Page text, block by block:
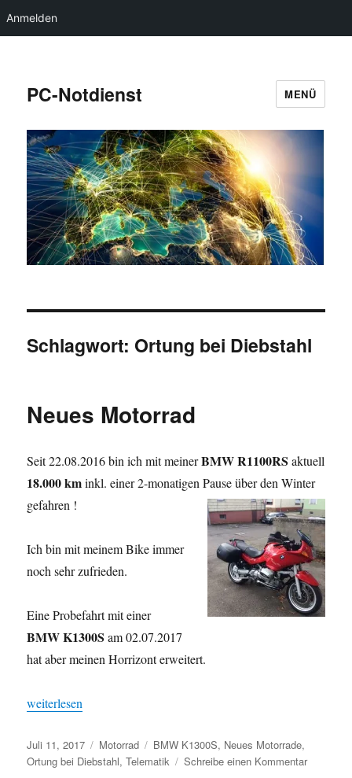
Anmelden
PC-Notdienst MENÜ
Schlagwort: Ortung bei Diebstahl
Neues Motorrad
Seit 22.08.2016 bin ich mit meinerBMW R1100RS aktuell
18.000 kminkl. einer 2-monatigen Pause über den Winter
gefahren !
Ich bin mit meinem Bike immer
noch sehr zufrieden.
Eine Probefahrt mit einer
BMW K1300S am 02.07.2017
hat aber meinen Horrizont erweitert.
„Neues Motorrad“
weiterlesen
Veröffentlicht
am
Juli 11, 2017 Kategorien
Motorrad Schlagwörter
BMW K1300S, Neues Motorrade,
Ortung bei Diebstahl,Telematik Schreibe einen Kommentarzu